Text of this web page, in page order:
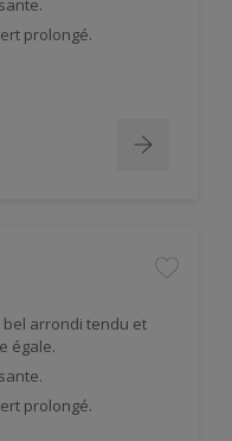
prolongé.
bel arrondi tendu et
égale.
prolongé.